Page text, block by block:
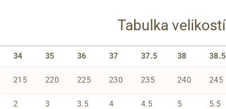
Tabulka velikostí
34 35 36 37 37.5 38 38.5
215 220 225 230 235 240 245
2 3 3.5 4 4.5 5 5.5